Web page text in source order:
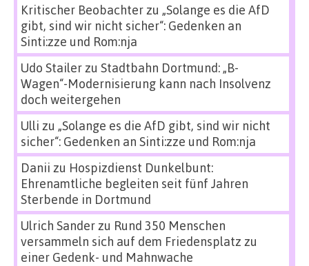
Kritischer Beobachterzu „Solange es die AfD
gibt, sind wir nicht sicher“: Gedenken an
Sinti:zze und Rom:nja
Udo Stailerzu Stadtbahn Dortmund: „B-
Wagen“-Modernisierung kann nach Insolvenz
doch weitergehen
Ulli zu „Solange es die AfD gibt, sind wir nicht
sicher“: Gedenken an Sinti:zze und Rom:nja
Danii zu Hospizdienst Dunkelbunt:
Ehrenamtliche begleiten seit fünf Jahren
Sterbende in Dortmund
Ulrich Sanderzu Rund 350 Menschen
versammeln sich auf dem Friedensplatz zu
einer Gedenk- und Mahnwache